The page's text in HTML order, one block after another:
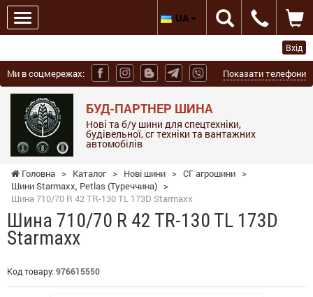
Вхід
Ми в соцмережах: Показати телефони
БУД-ПАРТНЕР ШИНА
Нові та б/у шини для спецтехніки,
будівельної, сг техніки та вантажних
автомобілів
UA
Головна > Каталог > Нові шини > СГ агрошини >
Шини Starmaxx, Petlas (Туреччина) >
Шина 710/70 R 42 TR-130 TL 173D Starmaxx
Шина 710/70 R 42 TR-130 TL 173D
Starmaxx
Код товару: 976615550